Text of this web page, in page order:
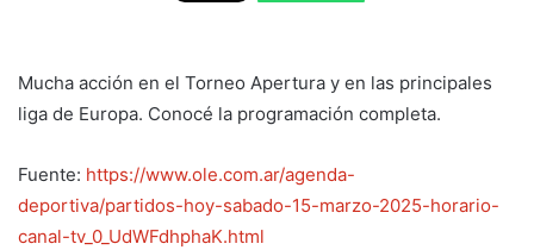
Mucha acción en el Torneo Apertura y en las principales
liga de Europa. Conocé la programación completa.
Fuente: https://www.ole.com.ar/agenda-
deportiva/partidos-hoy-sabado-15-marzo-2025-horario-
canal-tv_0_UdWFdhphaK.html